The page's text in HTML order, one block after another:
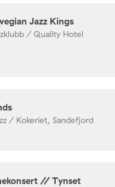
Jazz Kings
/ Quality Hotel
/ Kokeriet, Sandefjord
// Tynset